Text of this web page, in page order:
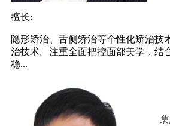
擅长:
隐形矫治、舌侧矫治等个性化矫治技
治技术。注重全面把控面部美学，结
稳...